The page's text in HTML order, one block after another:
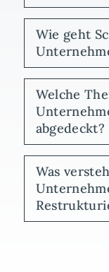
Wie geht
Welche
abgedeckt?
Was